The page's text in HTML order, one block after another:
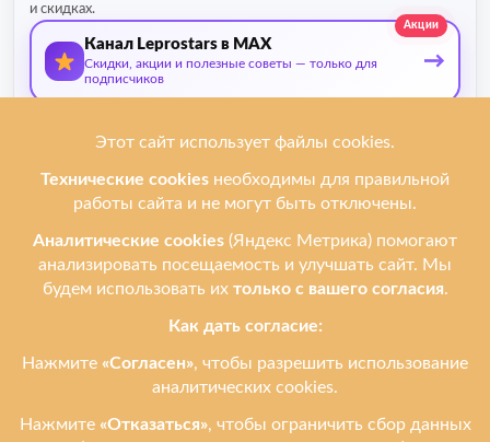
и скидках.
Акции
Канал Leprostars в MAX
Скидки, акции и полезные советы — только для
подписчиков
→
О нас
Мы ремонтируем
Ремонтируем бренды